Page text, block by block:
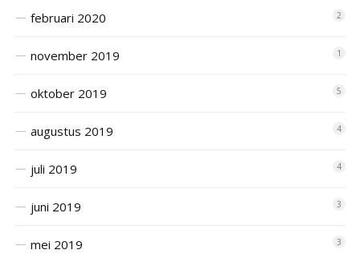
februari 2020 2
november 2019 1
oktober 2019 5
augustus 2019 4
juli 2019 4
juni 2019 3
mei 2019 3